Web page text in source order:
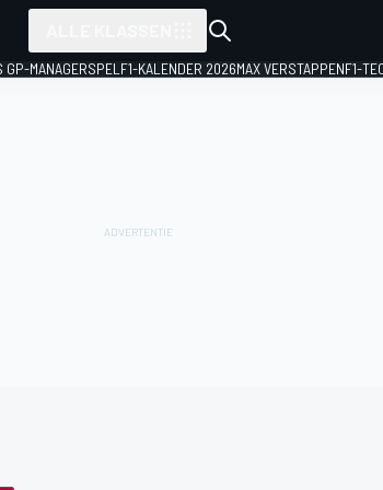
GP-MANAGERSPEL F1-KALENDER 2026MAX VERSTAPPENF1-